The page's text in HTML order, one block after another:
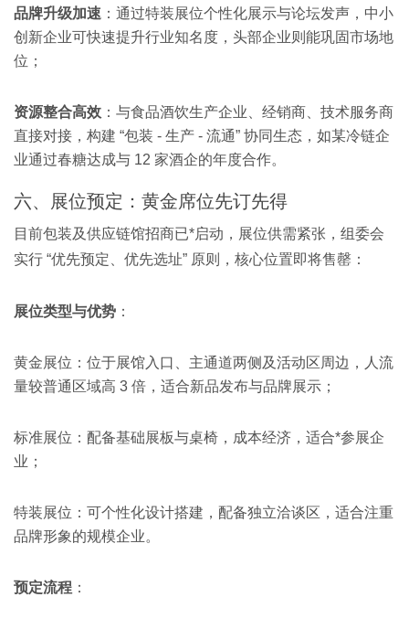
品牌升级加速 ：通过特装展位个性化展示与论坛发声，中小
创新企业可快速提升行业知名度，头部企业则能巩固市场地
位；
资源整合高效 ：与食品酒饮生产企业、经销商、技术服务商
直接对接，构建 “包装 - 生产 - 流通” 协同生态，如某冷链企
业通过春糖达成与 12 家酒企的年度合作。
六、展位预定：黄金席位先订先得
目前包装及供应链馆招商已*启动，展位供需紧张，组委会
实行 “优先预定、优先选址” 原则，核心位置即将售罄：
展位类型与优势 ：
黄金展位：位于展馆入口、主通道两侧及活动区周边，人流
量较普通区域高 3 倍，适合新品发布与品牌展示；
标准展位：配备基础展板与桌椅，成本经济，适合*参展企
业；
特装展位：可个性化设计搭建，配备独立洽谈区，适合注重
品牌形象的规模企业。
预定流程 ：